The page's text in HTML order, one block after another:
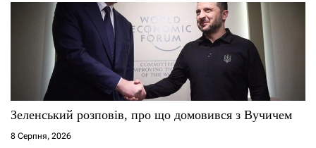
Зеленський розповів, про що домовився з Вучичем
8 Серпня, 2026